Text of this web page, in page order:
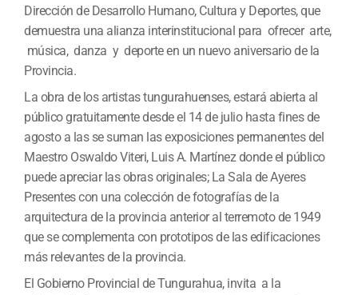
Dirección de Desarrollo Humano, Cultura y Deportes, que
demuestra una alianza interinstitucional para ofrecer arte,
música, danza y deporte en un nuevo aniversario de la
Provincia.
La obra de los artistas tungurahuenses, estará abierta al
público gratuitamente desde el 14 de julio hasta fines de
agosto a las se suman las exposiciones permanentes del
Maestro Oswaldo Viteri, Luis A. Martínez donde el público
puede apreciar las obras originales; La Sala de Ayeres
Presentes con una colección de fotografías de la
arquitectura de la provincia anterior al terremoto de 1949
que se complementa con prototipos de las edificaciones
más relevantes de la provincia.
El Gobierno Provincial de Tungurahua, invita a la